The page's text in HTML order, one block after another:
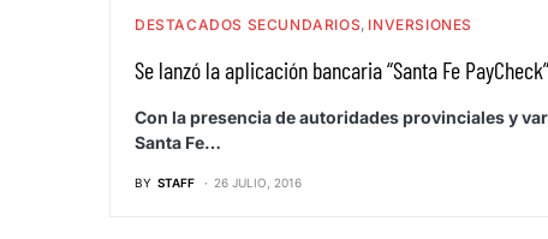
DESTACADOS SECUNDARIOS INVERSIONES
Se lanzó la aplicación bancaria “Santa Fe PayCheck”
Con la presencia de autoridades provinciales y
Santa Fe…
BY STAFF 26 JULIO, 2016